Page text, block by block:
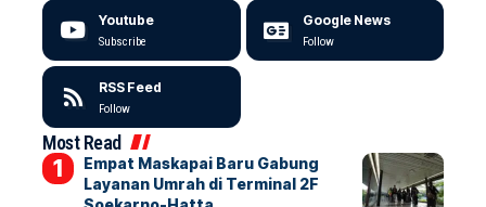
Youtube
Subscribe
Google News
Follow
RSS Feed
Follow
Most Read
Empat Maskapai Baru Gabung
Layanan Umrah di Terminal 2F